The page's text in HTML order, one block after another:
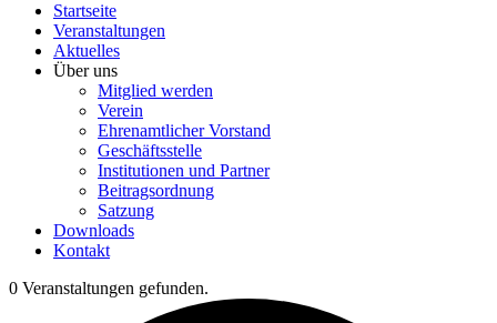
Startseite
Veranstaltungen
Aktuelles
Über uns
Mitglied werden
Verein
Ehrenamtlicher Vorstand
Geschäftsstelle
Institutionen und Partner
Beitragsordnung
Satzung
Downloads
Kontakt
0 Veranstaltungen gefunden.